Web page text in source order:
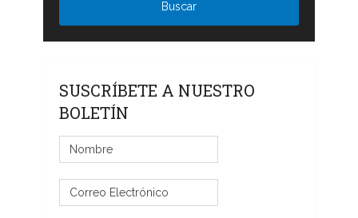
SUSCRÍBETE A NUESTRO
BOLETÍN